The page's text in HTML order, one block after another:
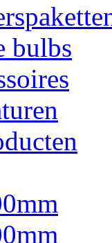
bulbs